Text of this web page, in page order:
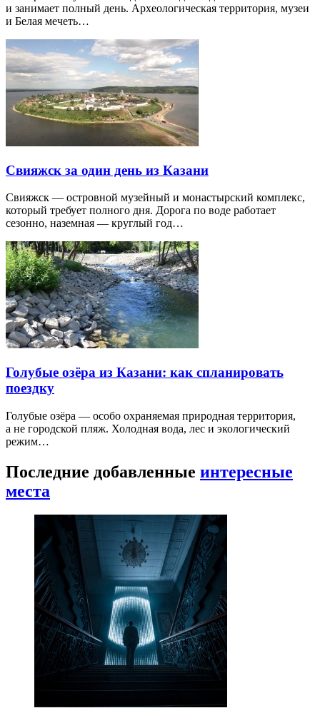
и занимает полный день. Археологическая территория, музеи
и Белая мечеть…
Свияжск за один день из Казани
Свияжск — островной музейный и монастырский комплекс,
который требует полного дня. Дорога по воде работает
сезонно, наземная — круглый год…
Голубые озёра из Казани: как спланировать
поездку
Голубые озёра — особо охраняемая природная территория,
а не городской пляж. Холодная вода, лес и экологический
режим…
Последние добавленные интересные
места